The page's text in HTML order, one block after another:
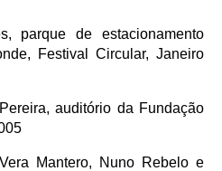
parque de estacionamento
Festival Circular, Janeiro
auditório da Fundação
Mantero, Nuno Rebelo e